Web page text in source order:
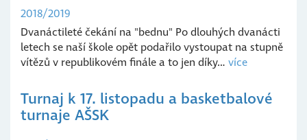
2018/2019
Dvanáctileté čekání na "bednu" Po dlouhých dvanácti
letech se naší škole opět podařilo vystoupat na stupně
vítězů v republikovém finále a to jen díky… více
Turnaj k 17. listopadu a basketbalové
turnaje AŠSK